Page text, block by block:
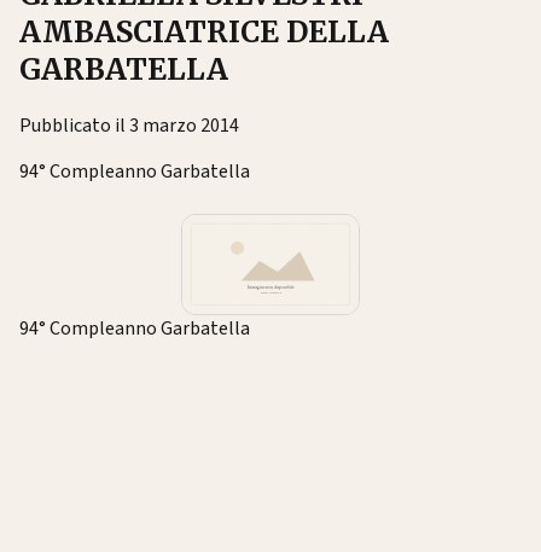
AMBASCIATRICE DELLA
GARBATELLA
Pubblicato il 3 marzo 2014
94° Compleanno Garbatella
94° Compleanno Garbatella